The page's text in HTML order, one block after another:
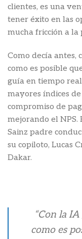
clientes, es una
tener éxito en las
mucha fricción a la
Como decía antes,
como es posible
guía en tiempo
mayores índices
compromiso de
mejorando el NPS.
Sainz padre
su copiloto, Lucas
Dakar.
“Con la
como es